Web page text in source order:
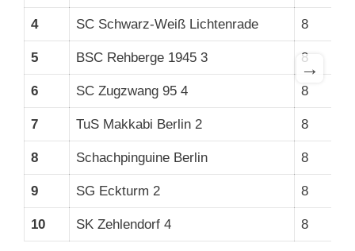
4 SC Schwarz-Weiß Lichtenrade 8
5 BSC Rehberge 1945 3 8
6 SC Zugzwang 95 4 8
7 TuS Makkabi Berlin 2 8
8 Schachpinguine Berlin 8
9 SG Eckturm 2 8
10 SK Zehlendorf 4 8
→